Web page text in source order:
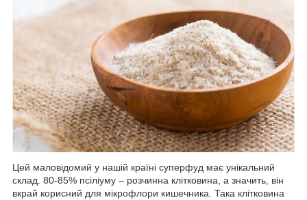
Цей маловідомий у нашій країні суперфуд має унікальний
склад. 80-85% псіліуму – розчинна клітковина, а значить, він
вкрай корисний для мікрофлори кишечника. Така клітковина